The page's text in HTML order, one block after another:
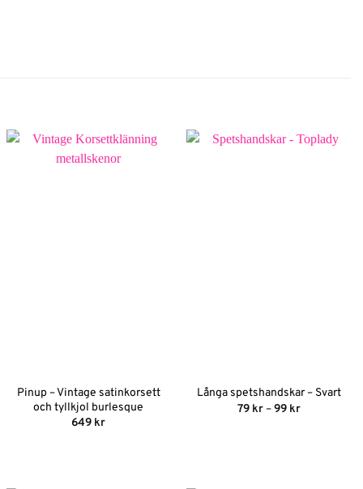
Pinup – Vintage satinkorsett
och tyllkjol burlesque
649 kr
Långa spetshandskar – Svart
79 kr–99 kr